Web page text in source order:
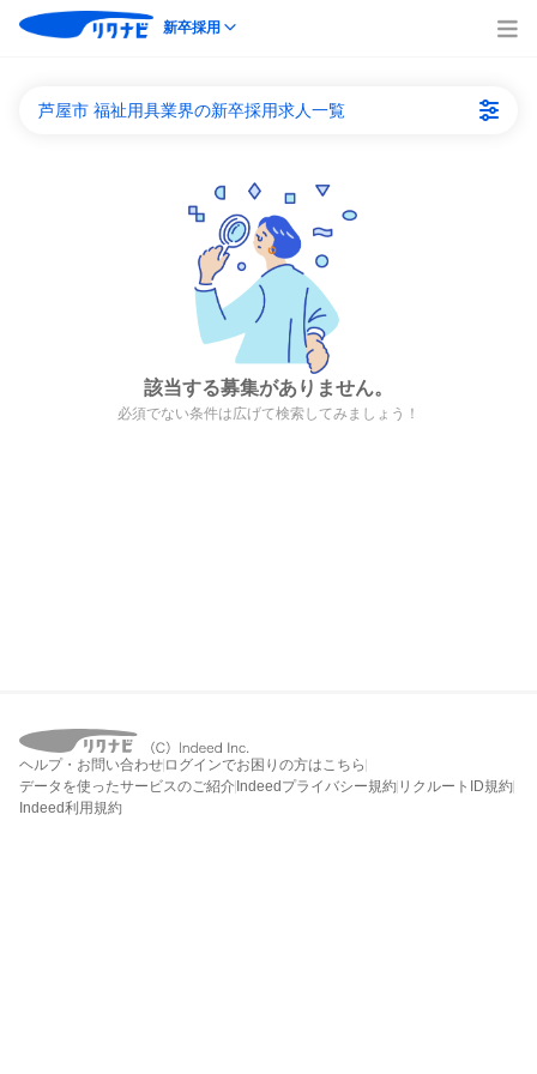
新卒採用
芦屋市 福祉用具業界の新卒採用求人一覧
該当する募集がありません。
必須でない条件は広げて検索してみましょう！
ヘルプ・お問い合わせ ログインでお困りの方はこちら
データを使ったサービスのご紹介 Indeedプライバシー規約 リクルートID規約
Indeed利用規約